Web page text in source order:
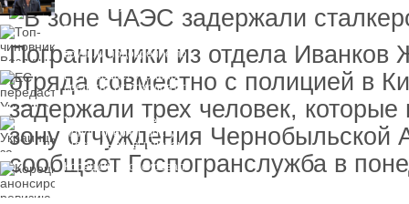
пресечения
Топ-чиновнику
вручили подозрение по
делу о растрате более
1 млрд гривен
ЕС передаст Украине
средства от доходов от
России
Украинцы за рубежом
могут потерять доступ
к госжилью и выплатам
Корецкий анонсировал
ревизию госбюджета
Пограничники из отдела Иванков
отряда совместно с полицией в
задержали трех человек, которые
зону отчуждения
сообщает Госпогранслужба в